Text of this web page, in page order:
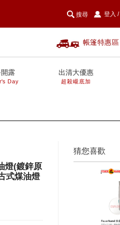
登入 /
帳篷特惠區
搜尋
露
Day
出清大優惠
超殺巄底加
燈(鍍鋅原
式煤油燈
猜您喜歡